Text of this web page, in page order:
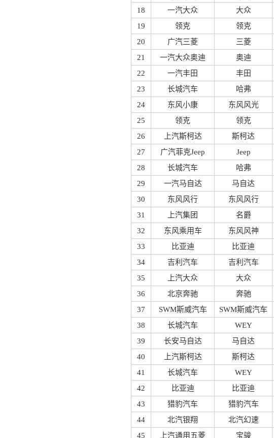
18
一汽大众 大众
19
领克 领克
20
广汽三菱 三菱
21
一汽大众奥迪 奥迪
22
一汽丰田 丰田
23
长城汽车 哈弗
24
东风小康 东风风光
25
领克 领克
26
上汽斯柯达 斯柯达
27
广汽菲克Jeep Jeep
28
长城汽车 哈弗
29
一汽马自达 马自达
30
东风风行 东风风行
31
上汽集团 名爵
32
东风乘用车 东风风神
33
比亚迪 比亚迪
34
吉利汽车 吉利汽车
35
上汽大众 大众
36
北京奔驰 奔驰
37
SWM斯威汽车 SWM斯威汽车
38
长城汽车 WEY
39
长安马自达 马自达
40
上汽斯柯达 斯柯达
41
长城汽车 WEY
42
比亚迪 比亚迪
43
猎豹汽车 猎豹汽车
44
北汽银翔 北汽幻速
45
上汽通用五菱 宝骏